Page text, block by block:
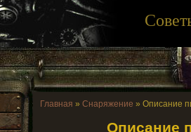
Главная » Снаряжение » Описание
Описание